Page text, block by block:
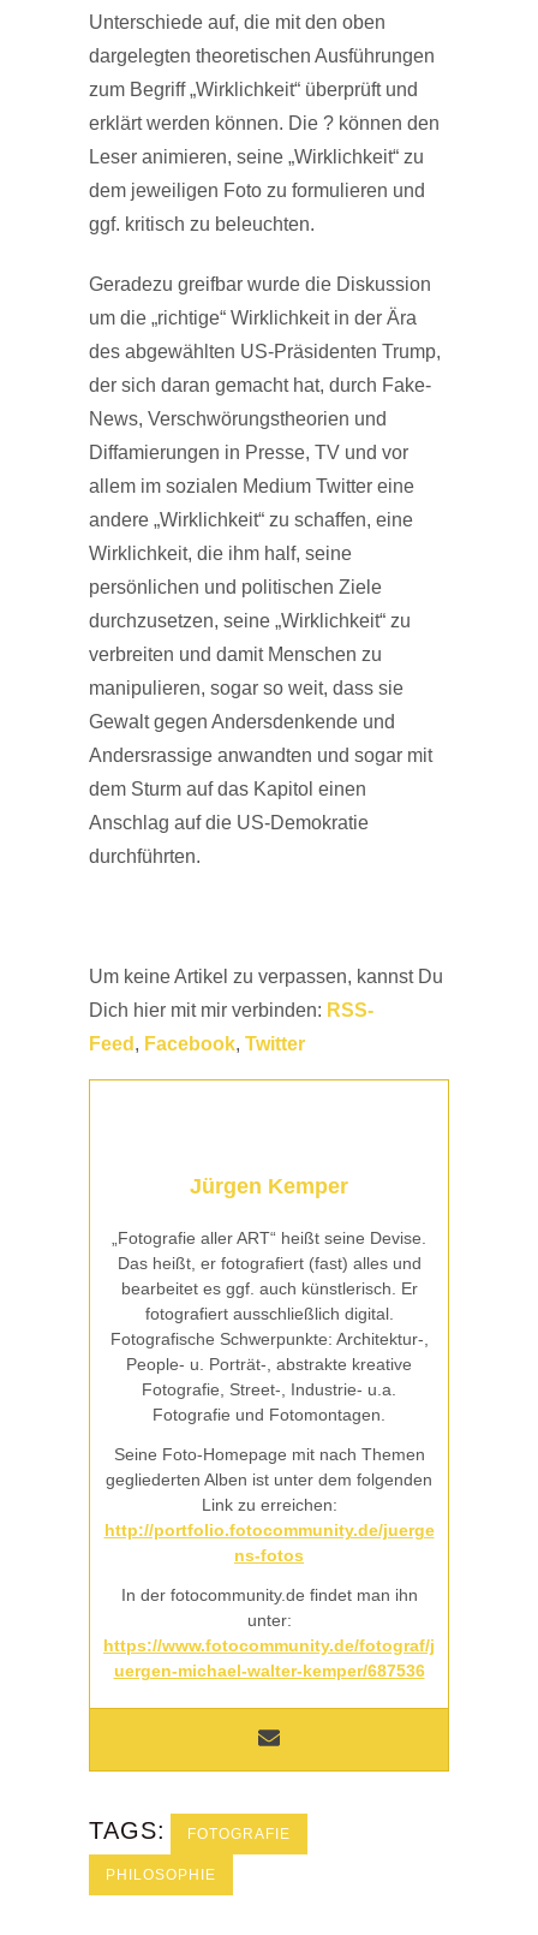
Unterschiede auf, die mit den oben
dargelegten theoretischen Ausführungen
zum Begriff „Wirklichkeit“ überprüft und
erklärt werden können. Die ? können den
Leser animieren, seine „Wirklichkeit“ zu
dem jeweiligen Foto zu formulieren und
ggf. kritisch zu beleuchten.
Geradezu greifbar wurde die Diskussion
um die „richtige“ Wirklichkeit in der Ära
des abgewählten US-Präsidenten Trump,
der sich daran gemacht hat, durch Fake-
News, Verschwörungstheorien und
Diffamierungen in Presse, TV und vor
allem im sozialen Medium Twitter eine
andere „Wirklichkeit“ zu schaffen, eine
Wirklichkeit, die ihm half, seine
persönlichen und politischen Ziele
durchzusetzen, seine „Wirklichkeit“ zu
verbreiten und damit Menschen zu
manipulieren, sogar so weit, dass sie
Gewalt gegen Andersdenkende und
Andersrassige anwandten und sogar mit
dem Sturm auf das Kapitol einen
Anschlag auf die US-Demokratie
durchführten.
Um keine Artikel zu verpassen, kannst Du
Dich hier mit mir verbinden: RSS-
Feed , Facebook, Twitter
Jürgen Kemper
„Fotografie aller ART“ heißt seine Devise.
Das heißt, er fotografiert (fast) alles und
bearbeitet es ggf. auch künstlerisch. Er
fotografiert ausschließlich digital.
Fotografische Schwerpunkte: Architektur-,
People- u. Porträt-, abstrakte kreative
Fotografie, Street-, Industrie- u.a.
Fotografie und Fotomontagen.
Seine Foto-Homepage mit nach Themen
gegliederten Alben ist unter dem folgenden
Link zu erreichen:
http://portfolio.fotocommunity.de/juerge
ns-fotos
In der fotocommunity.de findet man ihn
unter:
https://www.fotocommunity.de/fotograf/j
uergen-michael-walter-kemper/687536
TAGS: FOTOGRAFIE
PHILOSOPHIE